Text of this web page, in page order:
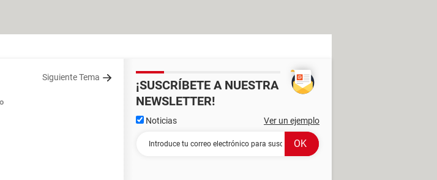
Siguiente Tema
¡SUSCRÍBETE A NUESTRA
NEWSLETTER!
Noticias Ver un ejemplo